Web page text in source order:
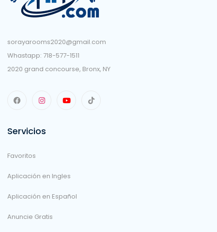
sorayarooms2020@gmail.com
Whastapp: 718-577-1511
2020 grand concourse, Bronx, NY
Servicios
Favoritos
Aplicación en Ingles
Aplicación en Español
Anuncie Gratis